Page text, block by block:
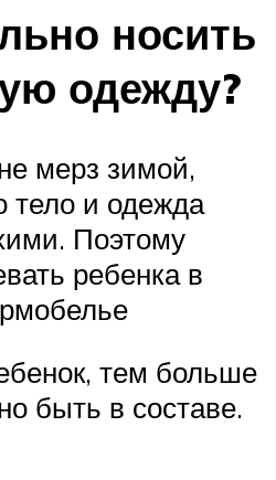
носить
одежду?
мерз зимой,
тело и одежда
Поэтому
ребенка в
тем больше
быть в составе.